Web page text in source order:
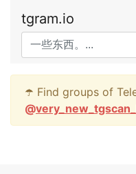
tgram.io
☂️ Find groups of
@